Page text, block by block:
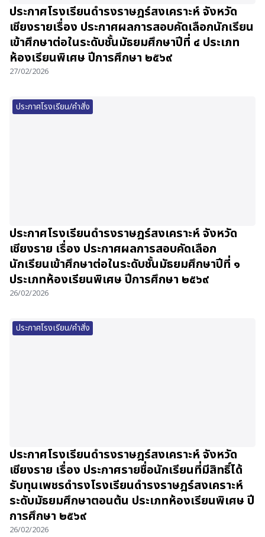
ประกาศโรงเรียนดำรงราษฎร์สงเคราะห์ จังหวัด
เชียงรายเรื่อง ประกาศผลการสอบคัดเลือกนักเรียน
เข้าศึกษาต่อในระดับชั้นมัธยมศึกษาปีที่ ๔ ประเภท
ห้องเรียนพิเศษ ปีการศึกษา ๒๕๖๙
27/02/2026
ประกาศโรงเรียน/คำสั่ง
ประกาศโรงเรียนดำรงราษฎร์สงเคราะห์ จังหวัด
เชียงราย เรื่อง ประกาศผลการสอบคัดเลือก
นักเรียนเข้าศึกษาต่อในระดับชั้นมัธยมศึกษาปีที่ ๑
ประเภทห้องเรียนพิเศษ ปีการศึกษา ๒๕๖๙
26/02/2026
ประกาศโรงเรียน/คำสั่ง
ประกาศโรงเรียนดำรงราษฎร์สงเคราะห์ จังหวัด
เชียงราย เรื่อง ประกาศรายชื่อนักเรียนที่มีสิทธิ์ได้
รับทุนเพชรดำรงโรงเรียนดำรงราษฎร์สงเคราะห์
ระดับมัธยมศึกษาตอนต้น ประเภทห้องเรียนพิเศษ ปี
การศึกษา ๒๕๖๙
26/02/2026